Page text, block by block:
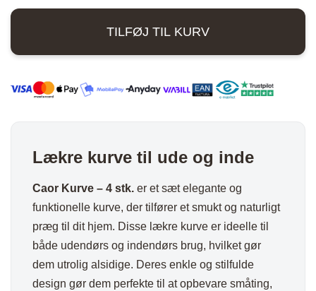
1.250,00 kr..900,00 kr..
4
antal
TILFØJ TIL KURV
Lækre kurve til ude og inde
Caor Kurve – 4 stk. er et sæt elegante og
funktionelle kurve, der tilfører et smukt og naturligt
præg til dit hjem. Disse lækre kurve er ideelle til
både udendørs og indendørs brug, hvilket gør
dem utrolig alsidige. Deres enkle og stilfulde
design gør dem perfekte til at opbevare småting,